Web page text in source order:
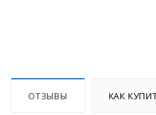
ОТЗЫВЫ КАК